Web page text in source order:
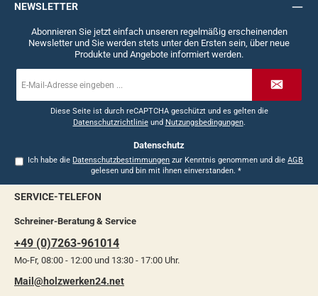
NEWSLETTER
Abonnieren Sie jetzt einfach unseren regelmäßig erscheinenden
Newsletter und Sie werden stets unter den Ersten sein, über neue
Produkte und Angebote informiert werden.
Mail-
Diese Seite ist durch reCAPTCHA geschützt und es gelten die
Datenschutzrichtlinieund Nutzungsbedingungen.
Datenschutz
Ich habe die Datenschutzbestimmungen zur Kenntnis genommen und dieAGB
gelesen und bin mit ihnen einverstanden. *
SERVICE-TELEFON
Schreiner-Beratung & Service
+49 (0)7263-961014
Mo-Fr, 08:00 - 12:00 und 13:30 - 17:00 Uhr.
Mail@holzwerken24.net